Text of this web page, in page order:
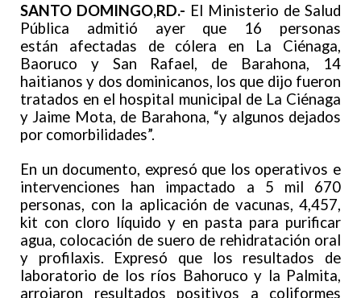
SANTO DOMINGO,RD.- El Ministerio de Salud
Pública admitió ayer que 16 personas
están afectadas de cólera en La Ciénaga,
Baoruco y San Rafael, de Barahona, 14
haitianos y dos dominicanos, los que dijo fueron
tratados en el hospital municipal de La Ciénaga
y Jaime Mota, de Barahona, “y algunos dejados
por comorbilidades”.
En un documento, expresó que los operativos e
intervenciones han impactado a 5 mil 670
personas, con la aplicación de vacunas, 4,457,
kit con cloro líquido y en pasta para purificar
agua, colocación de suero de rehidratación oral
y profilaxis. Expresó que los resultados de
laboratorio de los ríos Bahoruco y la Palmita,
arrojaron resultados positivos a coliformes